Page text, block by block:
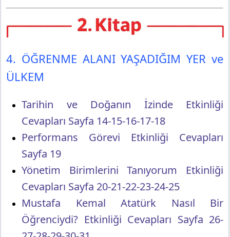
4. ÖĞRENME ALANI YAŞADIĞIM YER ve
ÜLKEM
Tarihin ve Doğanın İzinde Etkinliği
Cevapları Sayfa 14-15-16-17-18
Performans Görevi Etkinliği Cevapları
Sayfa 19
Yönetim Birimlerini Tanıyorum Etkinliği
Cevapları Sayfa 20-21-22-23-24-25
Mustafa Kemal Atatürk Nasıl Bir
Öğrenciydi? Etkinliği Cevapları Sayfa 26-